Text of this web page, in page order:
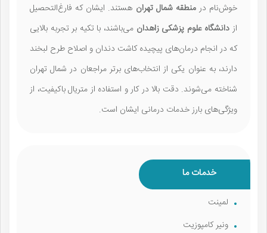
خوش‌نام درمنطقه شمال تهران هستند. ایشان که فارغ‌التحصیل
از دانشگاه علوم پزشکی زاهدان می‌باشند، با تکیه بر تجربه بالایی
که در انجام درمان‌های پیچیده کاشت دندان و اصلاح طرح لبخند
دارند، به عنوان یکی از انتخاب‌های برتر مراجعان در شمال تهران
شناخته می‌شوند. دقت بالا در کار و استفاده از متریال باکیفیت، از
ویژگی‌های بارز خدمات درمانی ایشان است.
خدمات ما
لمینت
ونیر کامپوزیت